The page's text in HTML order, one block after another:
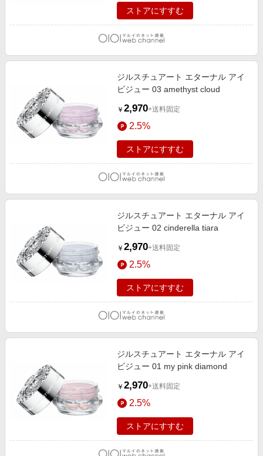
ストアにすすむ
ジルスチュアート エターナル アイ
ビジュー 03 amethyst cloud
￥ 2,970+送料固定
2.5%
ストアにすすむ
ジルスチュアート エターナル アイ
ビジュー 02 cinderella tiara
￥ 2,970+送料固定
2.5%
ストアにすすむ
ジルスチュアート エターナル アイ
ビジュー 01 my pink diamond
￥ 2,970+送料固定
2.5%
ストアにすすむ